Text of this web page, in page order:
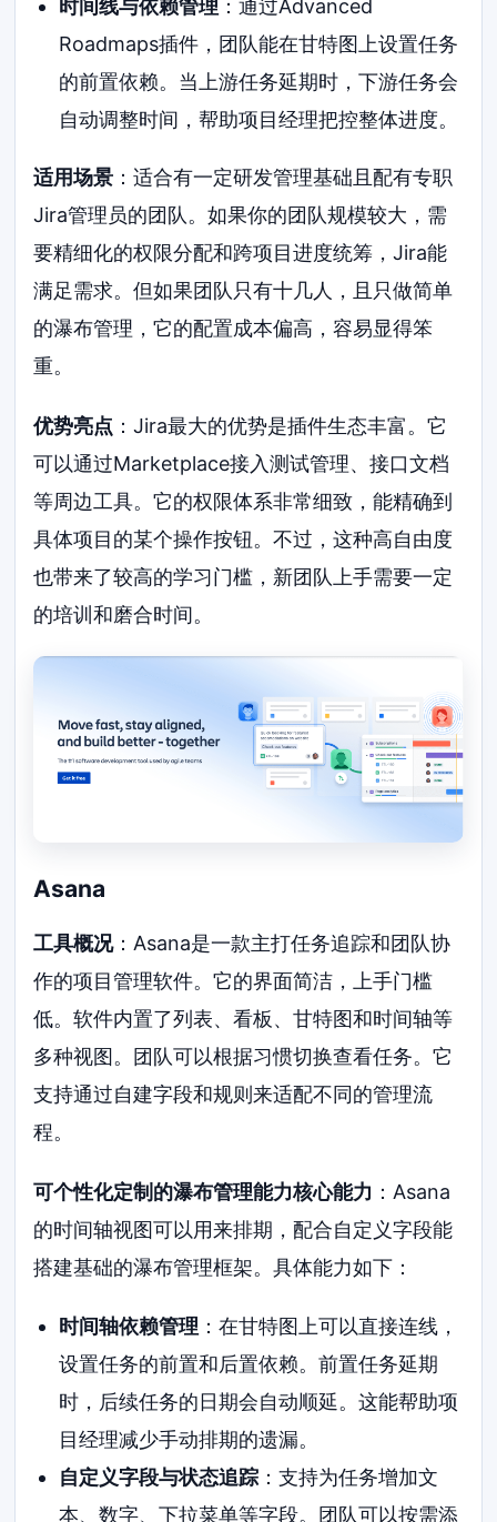
时间线与依赖管理 ：通过Advanced
Roadmaps插件，团队能在甘特图上设置任务
的前置依赖。当上游任务延期时，下游任务会
自动调整时间，帮助项目经理把控整体进度。
适用场景 ：适合有一定研发管理基础且配有专职
Jira管理员的团队。如果你的团队规模较大，需
要精细化的权限分配和跨项目进度统筹，Jira能
满足需求。但如果团队只有十几人，且只做简单
的瀑布管理，它的配置成本偏高，容易显得笨
重。
优势亮点 ：Jira最大的优势是插件生态丰富。它
可以通过Marketplace接入测试管理、接口文档
等周边工具。它的权限体系非常细致，能精确到
具体项目的某个操作按钮。不过，这种高自由度
也带来了较高的学习门槛，新团队上手需要一定
的培训和磨合时间。
Asana
工具概况：Asana是一款主打任务追踪和团队协
作的项目管理软件。它的界面简洁，上手门槛
低。软件内置了列表、看板、甘特图和时间轴等
多种视图。团队可以根据习惯切换查看任务。它
支持通过自建字段和规则来适配不同的管理流
程。
可个性化定制的瀑布管理能力核心能力 ：Asana
的时间轴视图可以用来排期，配合自定义字段能
搭建基础的瀑布管理框架。具体能力如下：
时间轴依赖管理 ：在甘特图上可以直接连线，
设置任务的前置和后置依赖。前置任务延期
时，后续任务的日期会自动顺延。这能帮助项
目经理减少手动排期的遗漏。
自定义字段与状态追踪：支持为任务增加文
本、数字、下拉菜单等字段。团队可以按需添